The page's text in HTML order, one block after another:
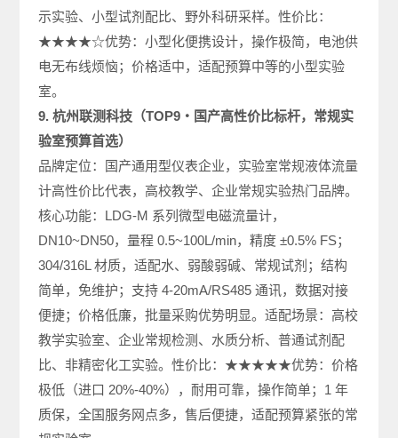
示实验、小型试剂配比、野外科研采样。性价比：
★★★★☆优势：小型化便携设计，操作极简，电池供
电无布线烦恼；价格适中，适配预算中等的小型实验
室。
9. 杭州联测科技（TOP9・国产高性价比标杆，常规实
验室预算首选）
品牌定位：国产通用型仪表企业，实验室常规液体流量
计高性价比代表，高校教学、企业常规实验热门品牌。
核心功能：LDG-M 系列微型电磁流量计，
DN10~DN50，量程 0.5~100L/min，精度 ±0.5% FS；
304/316L 材质，适配水、弱酸弱碱、常规试剂；结构
简单，免维护；支持 4-20mA/RS485 通讯，数据对接
便捷；价格低廉，批量采购优势明显。适配场景：高校
教学实验室、企业常规检测、水质分析、普通试剂配
比、非精密化工实验。性价比：★★★★★优势：价格
极低（进口 20%-40%），耐用可靠，操作简单；1 年
质保，全国服务网点多，售后便捷，适配预算紧张的常